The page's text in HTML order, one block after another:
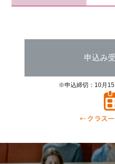
申込み
※申込締切：10月15